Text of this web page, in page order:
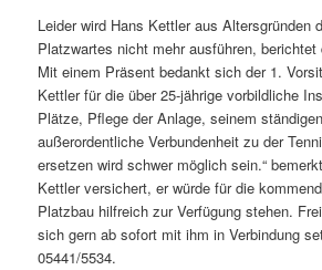
Leider wird Hans Kettler aus Altersgründen
Platzwartes nicht mehr ausführen, berichtet
Mit einem Präsent bedankt sich der 1.
Kettler für die über 25-jährige vorbildliche
Plätze, Pflege der Anlage, seinem
außerordentliche Verbundenheit zu der
ersetzen wird schwer möglich sein.“
Kettler versichert, er würde für die
Platzbau hilfreich zur Verfügung stehen.
sich gern ab sofort mit ihm in Verbindung
05441/5534.